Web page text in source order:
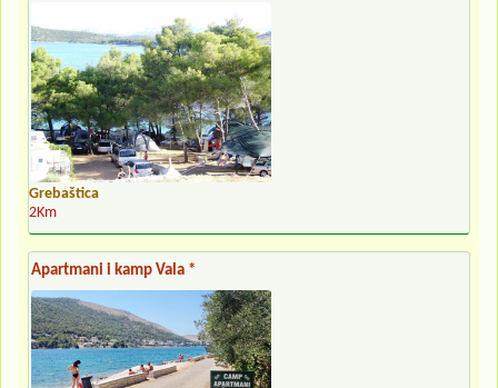
Grebaštica
2Km
Apartmani i kamp Vala *